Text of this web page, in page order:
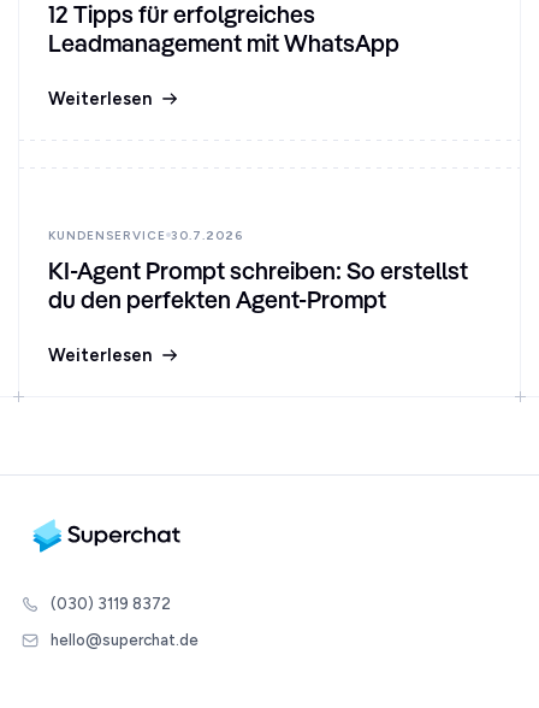
12 Tipps für erfolgreiches
Leadmanagement mit WhatsApp
Weiterlesen
KUNDENSERVICE 30.7.2026
KI-Agent Prompt schreiben: So erstellst
du den perfekten Agent-Prompt
Weiterlesen
(030) 3119 8372
hello@superchat.de